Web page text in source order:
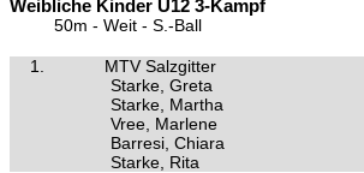
Weibliche Kinder U12 3-Kampf
50m - Weit - S.-Ball
1. MTV Salzgitter
Starke, Greta
Starke, Martha
Vree, Marlene
Barresi, Chiara
Starke, Rita